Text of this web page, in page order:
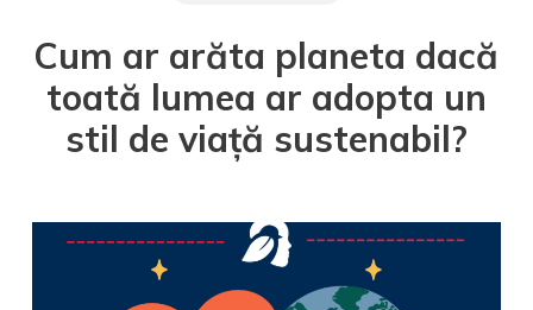
Cum ar arăta planeta dacă
toată lumea ar adopta un
stil de viață sustenabil?